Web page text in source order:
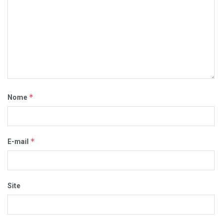
Nome *
E-mail *
Site